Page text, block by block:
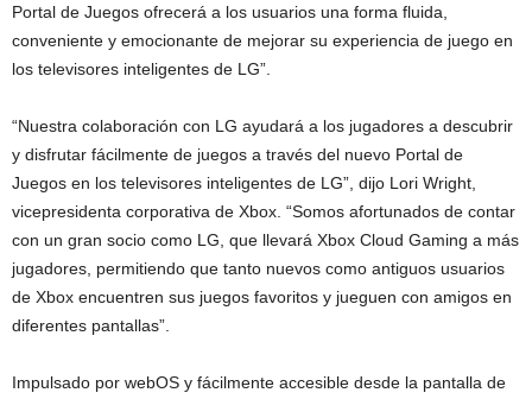
Portal de Juegos ofrecerá a los usuarios una forma fluida,
conveniente y emocionante de mejorar su experiencia de juego en
los televisores inteligentes de LG”.
“Nuestra colaboración con LG ayudará a los jugadores a descubrir
y disfrutar fácilmente de juegos a través del nuevo Portal de
Juegos en los televisores inteligentes de LG”, dijo Lori Wright,
vicepresidenta corporativa de Xbox. “Somos afortunados de contar
con un gran socio como LG, que llevará Xbox Cloud Gaming a más
jugadores, permitiendo que tanto nuevos como antiguos usuarios
de Xbox encuentren sus juegos favoritos y jueguen con amigos en
diferentes pantallas”.
Impulsado por webOS y fácilmente accesible desde la pantalla de